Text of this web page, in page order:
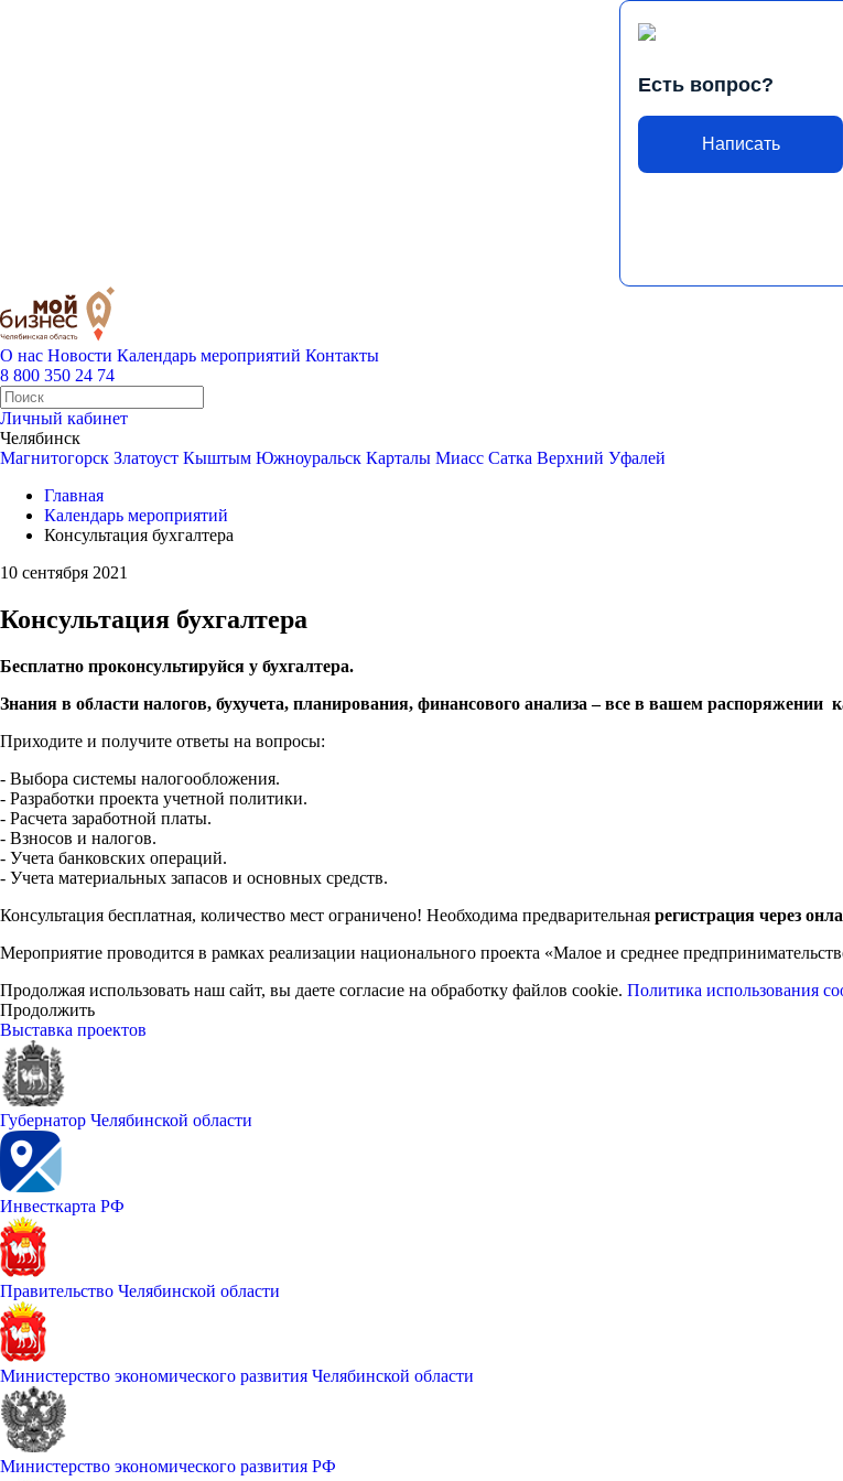
Есть вопрос?
Написать
О нас Новости Календарь мероприятий Контакты
8 800 350 24 74
Личный кабинет
Челябинск
Магнитогорск Златоуст Кыштым Южноуральск Карталы Миасс Сатка Верхний Уфалей
Главная
Календарь мероприятий
Консультация бухгалтера
10 сентября 2021
Консультация бухгалтера
Бесплатно проконсультируйся у бухгалтера.
Знания в области налогов, бухучета, планирования, финансового анализа – все в вашем распоряжении
Приходите и получите ответы на вопросы:
- Выбора системы налогообложения.
- Разработки проекта учетной политики.
- Расчета заработной платы.
- Взносов и налогов.
- Учета банковских операций.
- Учета материальных запасов и основных средств.
Консультация бесплатная, количество мест ограничено! Необходима предварительная регистрация через
Мероприятие проводится в рамках реализации национального проекта «Малое и среднее
Продолжая использовать наш сайт, вы даете согласие на обработку файлов cookie. Политика использования
Продолжить
Выставка проектов
Губернатор Челябинской области
Инвесткарта РФ
Правительство Челябинской области
Министерство экономического развития Челябинской области
Министерство экономического развития РФ